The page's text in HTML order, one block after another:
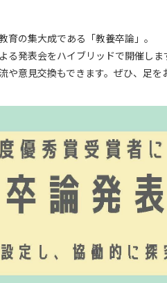
の集大成である「教養卒論」。
発表会をハイブリッドで開催しま
や意見交換もできます。ぜひ、足を